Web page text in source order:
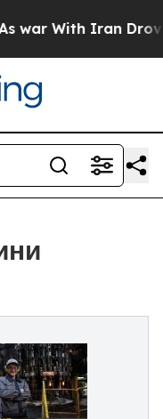
With Iran Drove oil